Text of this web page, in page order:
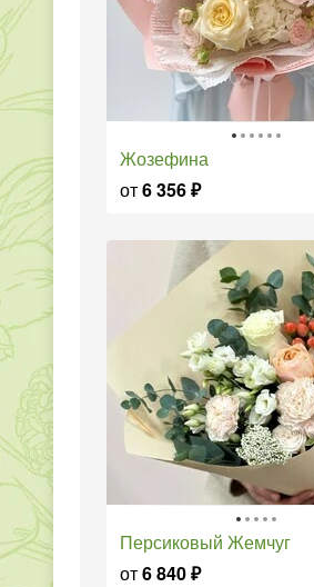
Жозефина
от6 356₽
Персиковый Жемчуг
от6 840₽